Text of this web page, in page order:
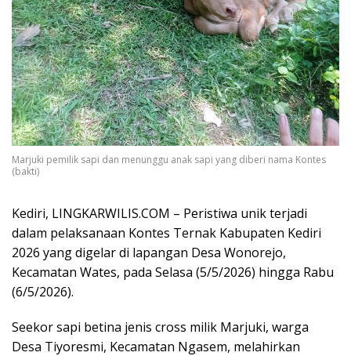
Marjuki pemilik sapi dan menunggu anak sapi yang diberi nama Kontes
(bakti)
Kediri, LINGKARWILIS.COM – Peristiwa unik terjadi
dalam pelaksanaan Kontes Ternak Kabupaten Kediri
2026 yang digelar di lapangan Desa Wonorejo,
Kecamatan Wates, pada Selasa (5/5/2026) hingga Rabu
(6/5/2026).
Seekor sapi betina jenis cross milik Marjuki, warga
Desa Tiyoresmi, Kecamatan Ngasem, melahirkan